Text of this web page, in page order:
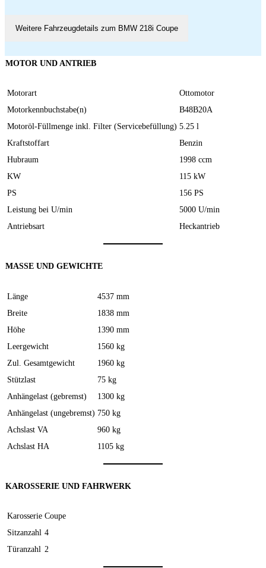
Weitere Fahrzeugdetails zum BMW 218i Coupe
MOTOR UND ANTRIEB
Motorart
Ottomotor
Motorkennbuchstabe(n)
B48B20A
Motoröl-Füllmenge inkl. Filter (Servicebefüllung) 5.25 l
Kraftstoffart
Benzin
Hubraum
1998 ccm
KW
115 kW
PS
156 PS
Leistung bei U/min
5000 U/min
Antriebsart
Heckantrieb
MASSE UND GEWICHTE
Länge
4537 mm
Breite
1838 mm
Höhe
1390 mm
Leergewicht
1560 kg
Zul. Gesamtgewicht
1960 kg
Stützlast
75 kg
Anhängelast (gebremst)
1300 kg
Anhängelast (ungebremst) 750 kg
Achslast VA
960 kg
Achslast HA
1105 kg
KAROSSERIE UND FAHRWERK
Karosserie Coupe
Sitzanzahl 4
Türanzahl 2